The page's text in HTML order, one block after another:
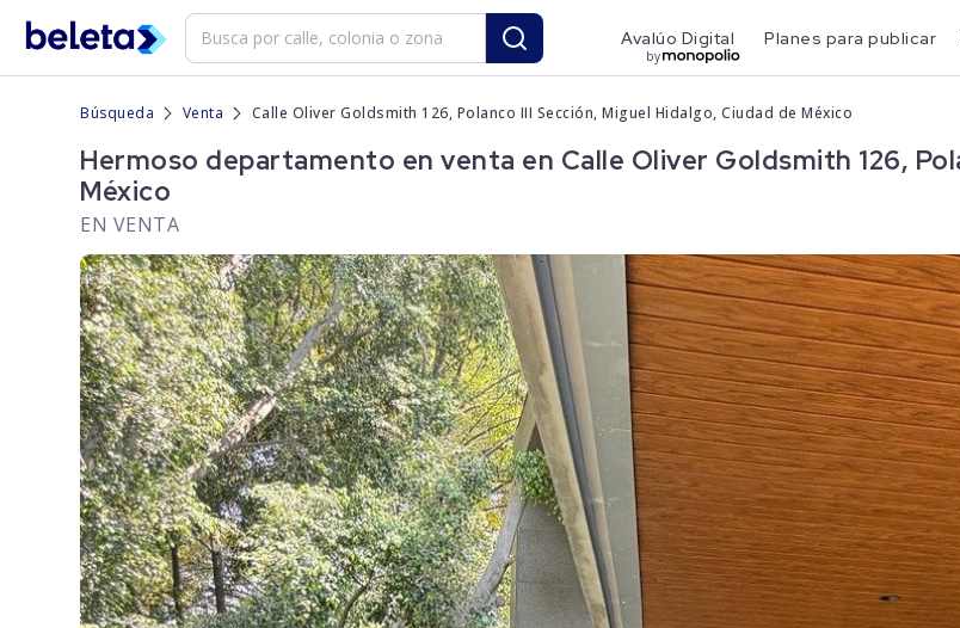
Avalúo Digital
by
Planes para publicar
Búsqueda Venta Calle Oliver Goldsmith 126, Polanco III Sección, Miguel Hidalgo, Ciudad de México
Hermoso departamento en venta en Calle Oliver Goldsmith 126,
México
EN VENTA